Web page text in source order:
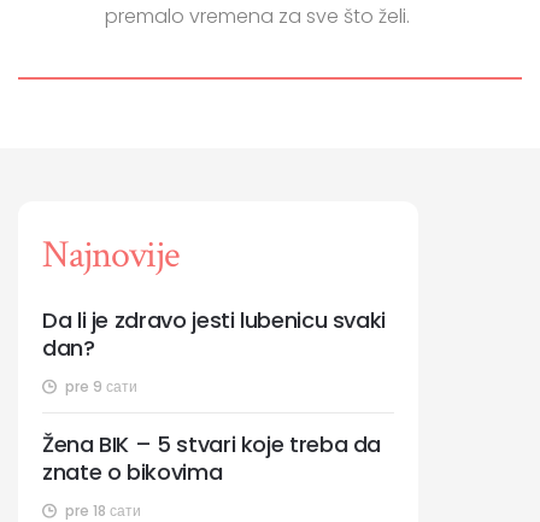
premalo vremena za sve što želi.
Najnovije
pre 9 сати
Da li je zdravo jesti lubenicu svaki
dan?
pre 18 сати
Žena BIK – 5 stvari koje treba da
znate o bikovima